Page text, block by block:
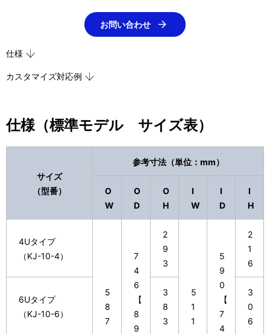
置
を
示
し
ル
ナ
ゲ
ー
お問い合わせ
仕様
カスタマイズ対応例
仕様（標準モデル サイズ表）
サイズ
（型番）
参考寸法（単位：mm）
O
W
O
D
O
H
I
W
I
D
I
H
4Uタイプ
（KJ-10-4）
5
8
7
7
4
6
【
8
9
2
9
3
5
1
1
5
9
0
【
7
4
2
1
6
6Uタイプ
（KJ-10-6）
3
8
3
3
0
6